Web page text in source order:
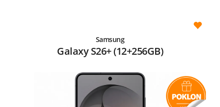
Samsung
Galaxy S26+ (12+256GB)